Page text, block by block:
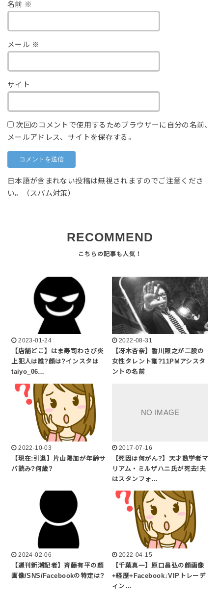
名前 ※
メール ※
サイト
次回のコメントで使用するためブラウザーに自分の名前、
メールアドレス、サイトを保存する。
日本語が含まれない投稿は無視されますのでご注意くださ
い。（スパム対策）
RECOMMEND
2023-01-24
【店舗どこ】はま寿司わさび炎
上犯人は誰?顔は?インスタは
taiyo_06…
2022-08-31
【冴木杏奈】香川照之が二股の
女性タレント誰?11PMアシスタ
ントの名前
2022-10-03
【現在:引退】片山陽加が年齢サ
バ読み?何歳?
2017-07-16
【死因は何がん?】天才数学者マ
リアム・ミルザハニ氏が死去!夫
はスタンフォ…
2024-02-06
【週刊新潮記者】斉藤有平の顔
画像/SNS/Facebookの特定は?
2022-04-15
【千葉真一】原口昌弘の顔画像
+経歴+Facebook↓VIPトレーデ
ィン…